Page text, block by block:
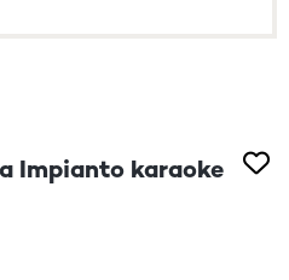
Impianto karaoke